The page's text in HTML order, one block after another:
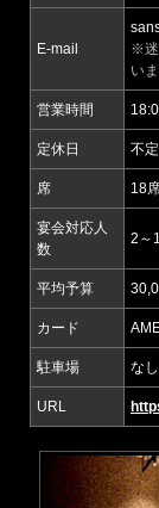
E-mail
※迷
いま
営業時間
定休日 不
席 18
宴会対応人
数
2～
平均予算
カード
駐車場 なし
URL